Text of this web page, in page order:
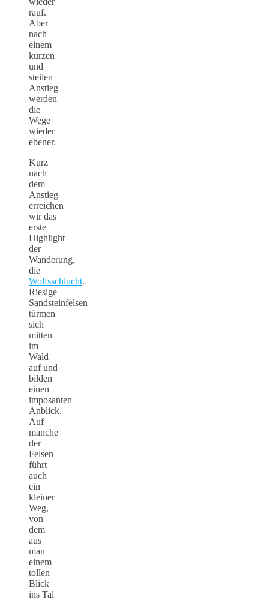
rauf.
Aber
nach
einem
kurzen
und
steilen
Anstieg
werden
die
Wege
wieder
ebener.
Kurz
nach
dem
Anstieg
erreichen
wir das
erste
Highlight
der
Wanderung,
die
Wolfsschlucht.
Riesige
Sandsteinfelsen
türmen
sich
mitten
im
Wald
auf und
bilden
einen
imposanten
Anblick.
Auf
manche
der
Felsen
führt
auch
ein
kleiner
Weg,
von
dem
aus
man
einem
tollen
Blick
ins Tal